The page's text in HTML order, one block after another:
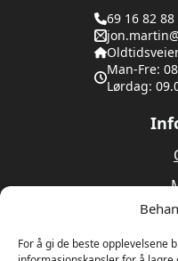
For å gi de beste opplevelsene
69 16 82 88
Man-Fre:
Lørdag: